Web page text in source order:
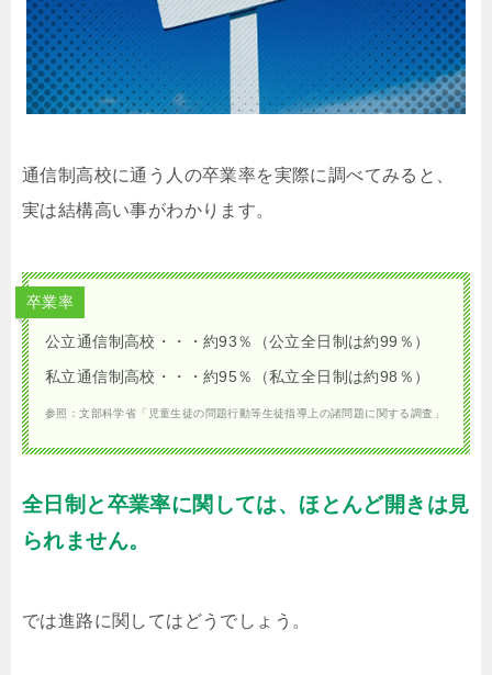
通信制高校に通う人の卒業率を実際に調べてみると、
実は結構高い事がわかります。
卒業率
公立通信制高校・・・約93％（公立全日制は約99％）
私立通信制高校・・・約95％（私立全日制は約98％）
参照：文部科学省「児童生徒の問題行動等生徒指導上の諸問題に関する調査」
全日制と卒業率に関しては、ほとんど開きは見
られません。
では進路に関してはどうでしょう。